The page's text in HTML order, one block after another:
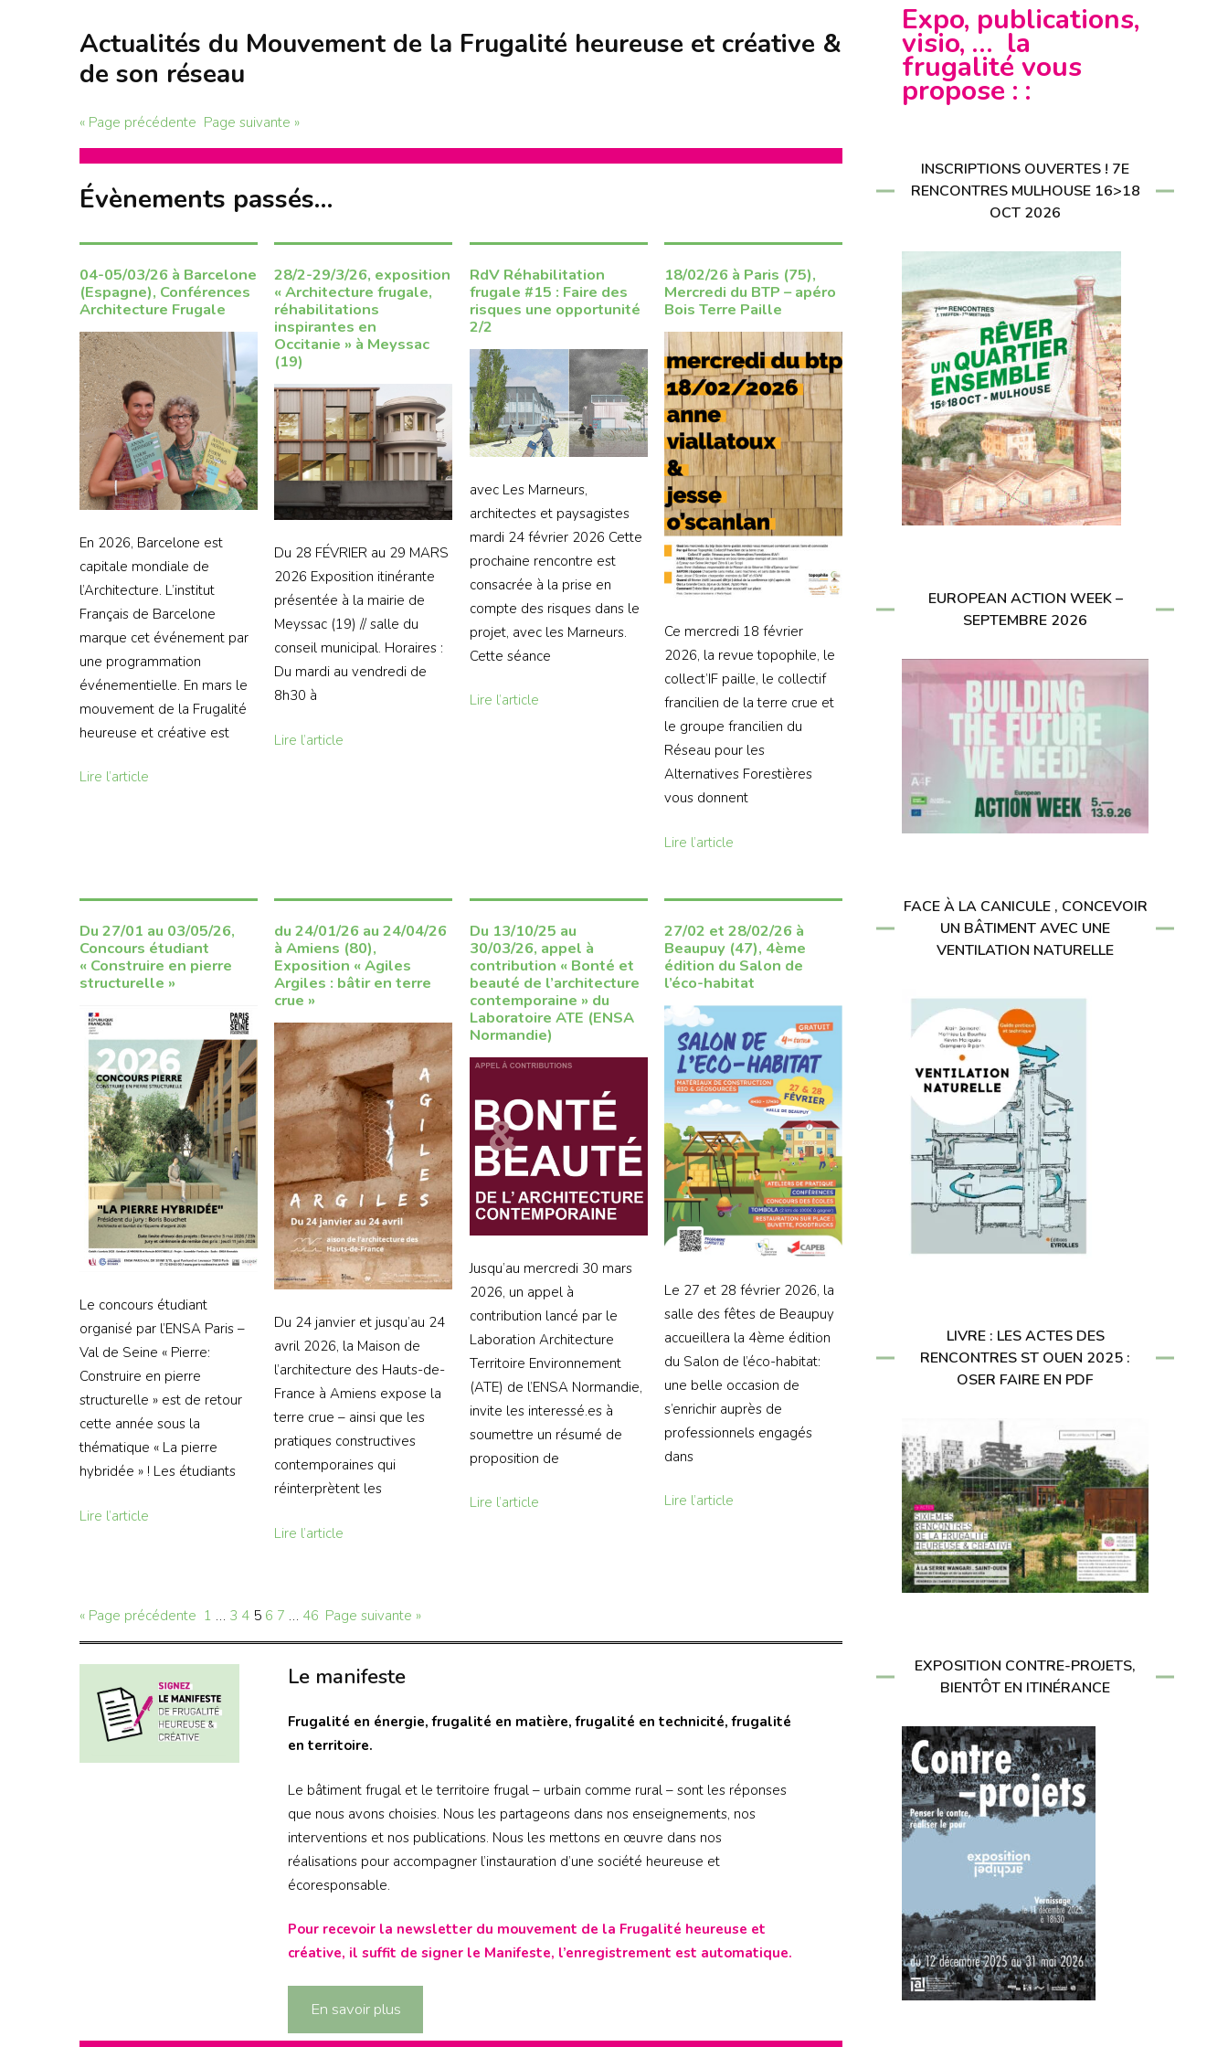
S’INSCRIRE À LA
NEWSLETTER
NEWSLETTER
Actualités du Mouvement de la Frugalité heureuse et créative &
de son réseau
« Page précédente Page suivante »
Évènements passés…
04-05/03/26 à Barcelone
(Espagne), Conférences
Architecture Frugale
En 2026, Barcelone est
capitale mondiale de
l’Architecture. L’institut
Français de Barcelone
marque cet événement par
une programmation
événementielle. En mars le
mouvement de la Frugalité
heureuse et créative est
Lire l’article
28/2-29/3/26, exposition
« Architecture frugale,
réhabilitations
inspirantes en
Occitanie » à Meyssac
(19)
Du 28 FÉVRIER au 29 MARS
2026 Exposition itinérante
présentée à la mairie de
Meyssac (19) // salle du
conseil municipal. Horaires :
Du mardi au vendredi de
8h30 à
Lire l’article
RdV Réhabilitation
frugale #15 : Faire des
risques une opportunité
2/2
avec Les Marneurs,
architectes et paysagistes
mardi 24 février 2026 Cette
prochaine rencontre est
consacrée à la prise en
compte des risques dans le
projet, avec les Marneurs.
Cette séance
Lire l’article
18/02/26 à Paris (75),
Mercredi du BTP – apéro
Bois Terre Paille
Ce mercredi 18 février
2026, la revue topophile, le
collect’IF paille, le collectif
francilien de la terre crue et
le groupe francilien du
Réseau pour les
Alternatives Forestières
vous donnent
Lire l’article
Du 27/01 au 03/05/26,
Concours étudiant
« Construire en pierre
structurelle »
Le concours étudiant
organisé par l’ENSA Paris –
Val de Seine « Pierre:
Construire en pierre
structurelle » est de retour
cette année sous la
thématique « La pierre
hybridée » ! Les étudiants
Lire l’article
du 24/01/26 au 24/04/26
à Amiens (80),
Exposition « Agiles
Argiles : bâtir en terre
crue »
Du 24 janvier et jusqu’au 24
avril 2026, la Maison de
l’architecture des Hauts-de-
France à Amiens expose la
terre crue – ainsi que les
pratiques constructives
contemporaines qui
réinterprètent les
Lire l’article
Du 13/10/25 au
30/03/26, appel à
contribution « Bonté et
beauté de l’architecture
contemporaine » du
Laboratoire ATE (ENSA
Normandie)
Jusqu’au mercredi 30 mars
2026, un appel à
contribution lancé par le
Laboration Architecture
Territoire Environnement
(ATE) de l’ENSA Normandie,
invite les interessé.es à
soumettre un résumé de
proposition de
Lire l’article
27/02 et 28/02/26 à
Beaupuy (47), 4ème
édition du Salon de
l’éco-habitat
Le 27 et 28 février 2026, la
salle des fêtes de Beaupuy
accueillera la 4ème édition
du Salon de l’éco-habitat:
une belle occasion de
s’enrichir auprès de
professionnels engagés
dans
Lire l’article
« Page précédente 1 … 3 4 5 6 7 … 46 Page suivante »
Le manifeste
Frugalité en énergie, frugalité en matière, frugalité en technicité, frugalité
en territoire.
Le bâtiment frugal et le territoire frugal – urbain comme rural – sont les réponses
que nous avons choisies. Nous les partageons dans nos enseignements, nos
interventions et nos publications. Nous les mettons en œuvre dans nos
réalisations pour accompagner l’instauration d’une société heureuse et
écoresponsable.
Pour recevoir la newsletter du mouvement de la Frugalité heureuse et
créative, il suffit de signer le Manifeste, l’enregistrement est automatique.
En savoir plus
Expo, publications,
visio, … la
frugalité vous
propose : :
INSCRIPTIONS OUVERTES ! 7E
RENCONTRES MULHOUSE 16>18
OCT 2026
EUROPEAN ACTION WEEK –
SEPTEMBRE 2026
FACE À LA CANICULE , CONCEVOIR
UN BÂTIMENT AVEC UNE
VENTILATION NATURELLE
LIVRE : LES ACTES DES
RENCONTRES ST OUEN 2025 :
OSER FAIRE EN PDF
EXPOSITION CONTRE-PROJETS,
BIENTÔT EN ITINÉRANCE